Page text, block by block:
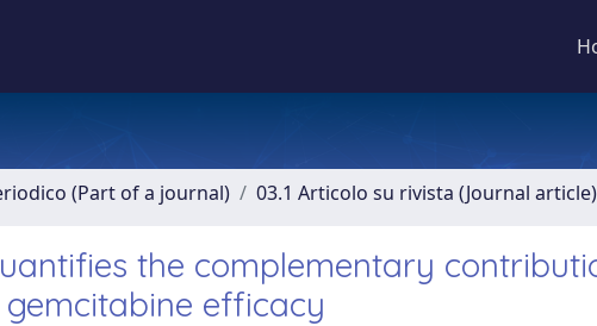
(Part of a journal) 03.1 Articolo su rivista (Journal article)
the complementary
efficacy